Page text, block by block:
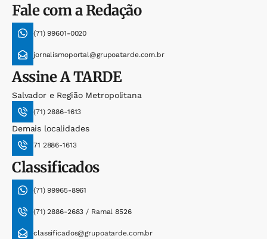
Fale com a Redação
(71) 99601-0020
jornalismoportal@grupoatarde.com.br
AssineA TARDE
Salvador e Região Metropolitana
(71) 2886-1613
Demais localidades
71 2886-1613
Classificados
(71) 99965-8961
(71) 2886-2683 / Ramal 8526
classificados@grupoatarde.com.br